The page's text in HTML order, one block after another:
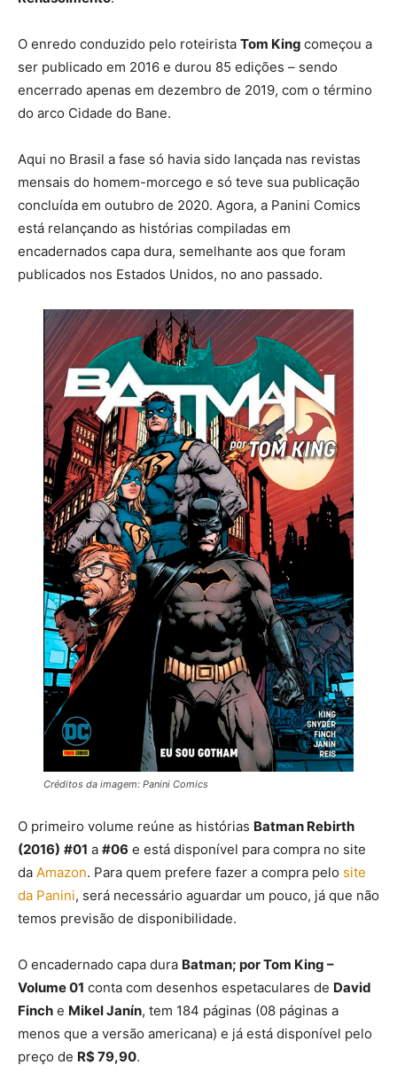
O enredo conduzido pelo roteirista Tom King começou a
ser publicado em 2016 e durou 85 edições – sendo
encerrado apenas em dezembro de 2019, com o término
do arco Cidade do Bane.
Aqui no Brasil a fase só havia sido lançada nas revistas
mensais do homem-morcego e só teve sua publicação
concluída em outubro de 2020. Agora, a Panini Comics
está relançando as histórias compiladas em
encadernados capa dura, semelhante aos que foram
publicados nos Estados Unidos, no ano passado.
Créditos da imagem: Panini Comics
O primeiro volume reúne as histórias Batman Rebirth
(2016) #01 a #06 e está disponível para compra no site
da Amazon. Para quem prefere fazer a compra pelo site
da Panini, será necessário aguardar um pouco, já que não
temos previsão de disponibilidade.
O encadernado capa dura Batman; por Tom King –
Volume 01 conta com desenhos espetaculares de David
Finch e Mikel Janín, tem 184 páginas (08 páginas a
menos que a versão americana) e já está disponível pelo
preço de R$ 79,90.